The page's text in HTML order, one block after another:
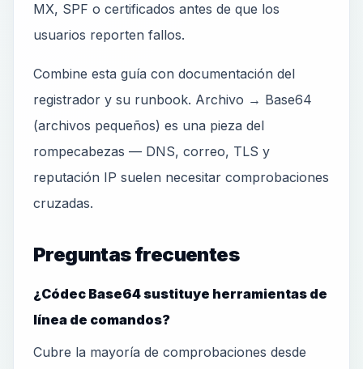
MX, SPF o certificados antes de que los
usuarios reporten fallos.
Combine esta guía con documentación del
registrador y su runbook. Archivo → Base64
(archivos pequeños) es una pieza del
rompecabezas — DNS, correo, TLS y
reputación IP suelen necesitar comprobaciones
cruzadas.
Preguntas frecuentes
¿Códec Base64 sustituye herramientas de
línea de comandos?
Cubre la mayoría de comprobaciones desde